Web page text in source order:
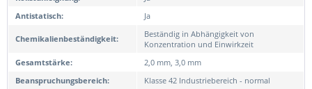
Antistatisch:
Ja
Chemikalienbeständigkeit:
Beständig in Abhängigkeit von
Konzentration und Einwirkzeit
Gesamtstärke:
2,0 mm, 3,0 mm
Beanspruchungsbereich:
Klasse 42 Industriebereich - normal